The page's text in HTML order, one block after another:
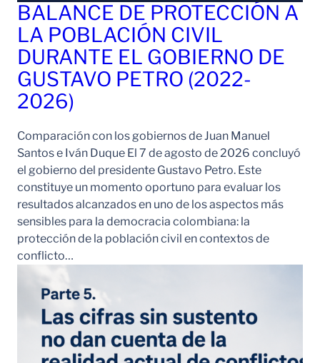
BALANCE DE PROTECCIÓN A
LA POBLACIÓN CIVIL
DURANTE EL GOBIERNO DE
GUSTAVO PETRO (2022-
2026)
Comparación con los gobiernos de Juan Manuel
Santos e Iván Duque El 7 de agosto de 2026 concluyó
el gobierno del presidente Gustavo Petro. Este
constituye un momento oportuno para evaluar los
resultados alcanzados en uno de los aspectos más
sensibles para la democracia colombiana: la
protección de la población civil en contextos de
conflicto…